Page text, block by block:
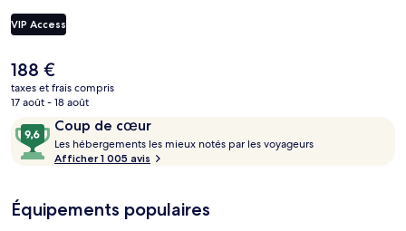
Cuisine internationale. Cet hôtel de style Art déco abrite en outre un
bar / salon et un jardin. Le personnel attentionné et la présentation
L'hébergement se situe à une très courte distance à pied des
transports publics : Station Sun Yat-Sen Memorial Hall se trouve à 10
min et Station Taipei City Hall, à 13 min.
VIP Access
Le
prix
actuel
de
188 €.
188 €
taxes et frais compris
17 août - 18 août
Avis
voyageurs
Coup de cœur
9,6
sur
10,
cœur
Les hébergements les mieux notés par les voyageurs
Afficher 1 005 avis
Équipements populaires